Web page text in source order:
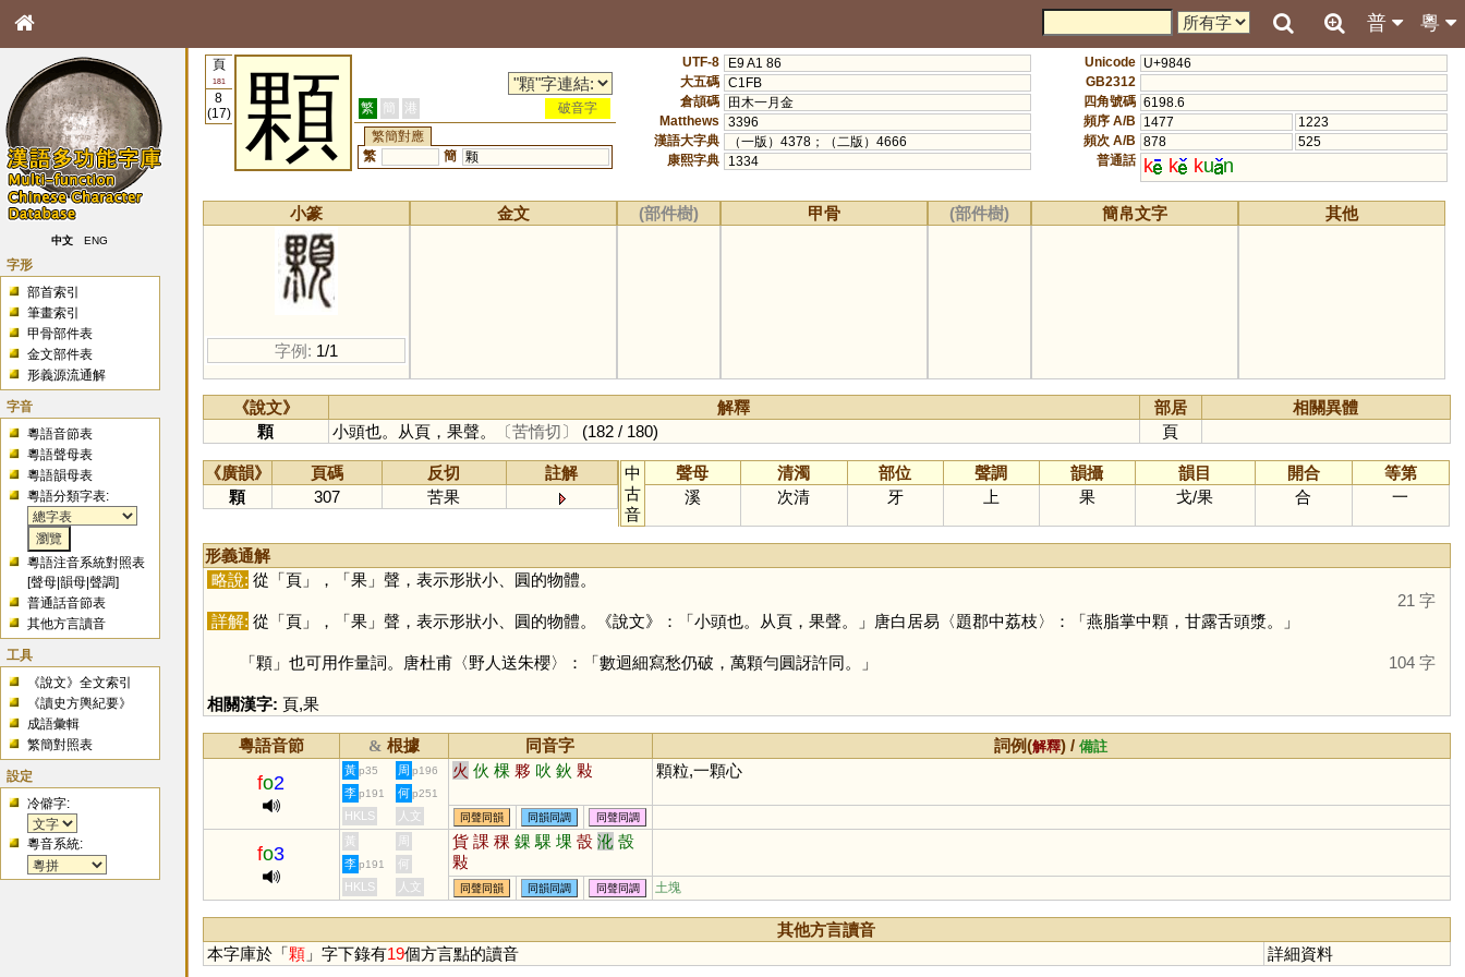
粵
普
中文 ENG
字形
部首索引
筆畫索引
甲骨部件表
金文部件表
形義源流通解
字音
粵語音節表
粵語聲母表
粵語韻母表
粵語分類字表:
粵語注音系統對照表
[聲母 |韻母 |聲調]
普通話音節表
其他方言讀音
工具
《說文》全文索引
《讀史方輿紀要》
成語彙輯
繁簡對照表
設定
冷僻字:
粵音系統:
頁
181
8
(17)
顆 繁 簡 港
破音字
繁簡對應
繁
簡 颗
UTF-8
E9 A1 86
大五碼 C1FB
倉頡碼
田木一月金
Matthews
3396
漢語大字典
（一版）4378；（二版）4666
康熙字典
1334
Unicode U+9846
GB2312
四角號碼 6198.6
頻序 A/B
1477
1223
頻次 A/B 878
525
普通話 k k ku n
小篆
字例: 1/1
金文 (部件樹) 甲骨 (部件樹) 簡帛文字 其他
《說文》 解釋 部居
相關異體
顆
小頭也。从頁，果聲。 〔苦惰切〕 (182 / 180) 頁
《廣韻》 頁碼 反切
註解
顆
307 苦果
中
古
音
聲母 清濁 部位 聲調 韻攝 韻目 開合
等第
溪
次清 牙 上 果 戈/果 合 一
形義通解
略說: 從「頁」，「果」聲，表示形狀小、圓的物體。
21 字
詳解: 從「頁」，「果」聲，表示形狀小、圓的物體。《說文》：「小頭也。从頁，果聲。」唐白居易〈題郡中荔枝〉：「燕脂掌中顆，甘露舌頭漿。」
「顆」也可用作量詞。唐杜甫〈野人送朱櫻〉：「數迴細寫愁仍破，萬顆勻圓訝許同。」 104 字
相關漢字: 頁,果
粵語音節 & 根據 同音字 詞例(解釋) /備註
fo2
黃 p35 周 p196 火 伙 棵 夥 吙 鈥 敤 顆粒,一顆心
李 p191 何 p251
HKLS 人文 同聲同韻 同韻同調 同聲同調
fo3
黃 周 貨 課 稞 錁 騍 堁 嗀 沎 嗀
敤
李 p191
何
HKLS
人文 同聲同韻 同韻同調 同聲同調 土塊
其他方言讀音
本字庫於「顆」字下錄有19個方言點的讀音 詳細資料